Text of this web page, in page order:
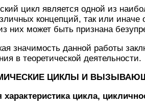
цикл является одной из
концепций, так или
них может быть признана
значимость данной работы
в теоретической
ЦИКЛЫ И
цикла,